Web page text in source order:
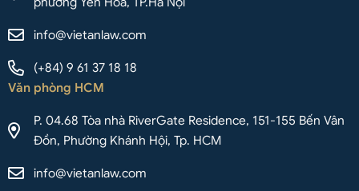
info@vietanlaw.com
(+84) 9 61 37 18 18
Văn phòng HCM
P. 04.68 Tòa nhà RiverGate Residence, 151-155 Bến Vân
Đồn, Phường Khánh Hội, Tp. HCM
info@vietanlaw.com